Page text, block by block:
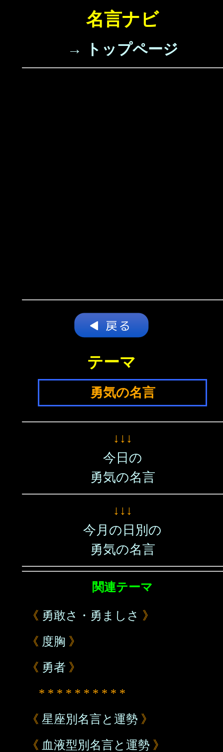
名言ナビ
→ トップページ
テーマ
勇気の名言
↓↓↓
今日の
勇気の名言
↓↓↓
今月の日別の
勇気の名言
関連テーマ
《 勇敢さ・勇ましさ 》
《 度胸 》
《 勇者 》
* * * * * * * * * *
《 星座別名言と運勢 》
《 血液型別名言と運勢 》